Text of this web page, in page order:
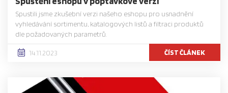
Spustili jsme zkušební verzi našeho eshopu pro usnadnění
vyhledávání sortimentu, katalogových listů a filtraci produktů
dle požadovaných parametrů.
14.11.2023 ČÍST ČLÁNEK